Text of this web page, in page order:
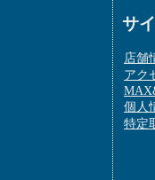
サ
店舗
アク
個人
特定